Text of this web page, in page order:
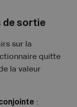
de sortie
sur la
quitte
la valeur
: